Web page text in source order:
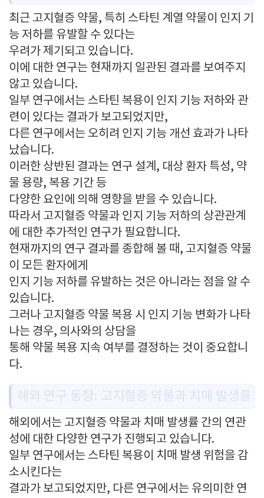
최근 고지혈증 약물, 특히 스타틴 계열 약물이 인지 기
능 저하를 유발할 수 있다는
우려가 제기되고 있습니다.
이에 대한 연구는 현재까지 일관된 결과를 보여주지
않고 있습니다.
일부 연구에서는 스타틴 복용이 인지 기능 저하와 관
련이 있다는 결과가 보고되었지만,
다른 연구에서는 오히려 인지 기능 개선 효과가 나타
났습니다.
이러한 상반된 결과는 연구 설계, 대상 환자 특성, 약
물 용량, 복용 기간 등
다양한 요인에 의해 영향을 받을 수 있습니다.
따라서 고지혈증 약물과 인지 기능 저하의 상관관계
에 대한 추가적인 연구가 필요합니다.
현재까지의 연구 결과를 종합해 볼 때, 고지혈증 약물
이 모든 환자에게
인지 기능 저하를 유발하는 것은 아니라는 점을 알 수
있습니다.
그러나 고지혈증 약물 복용 시 인지 기능 변화가 나타
나는 경우, 의사와의 상담을
통해 약물 복용 지속 여부를 결정하는 것이 중요합니
다.
해외 연구 동향: 고지혈증 약물과 치매 발생률
해외에서는 고지혈증 약물과 치매 발생률 간의 연관
성에 대한 다양한 연구가 진행되고 있습니다.
일부 연구에서는 스타틴 복용이 치매 발생 위험을 감
소시킨다는
결과가 보고되었지만, 다른 연구에서는 유의미한 연